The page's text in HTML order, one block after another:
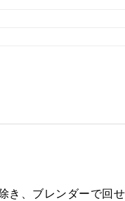
き、ブレンダーで回